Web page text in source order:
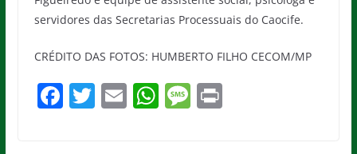
servidores das Secretarias Processuais do Caocife.
CRÉDITO DAS FOTOS: HUMBERTO FILHO CECOM/MP
F T E W M Pr